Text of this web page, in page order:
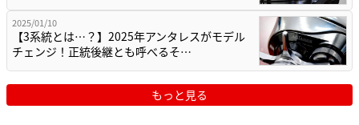
2025/01/10
【3系統とは…？】2025年アンタレスがモデル
チェンジ！正統後継とも呼べるそ…
もっと見る